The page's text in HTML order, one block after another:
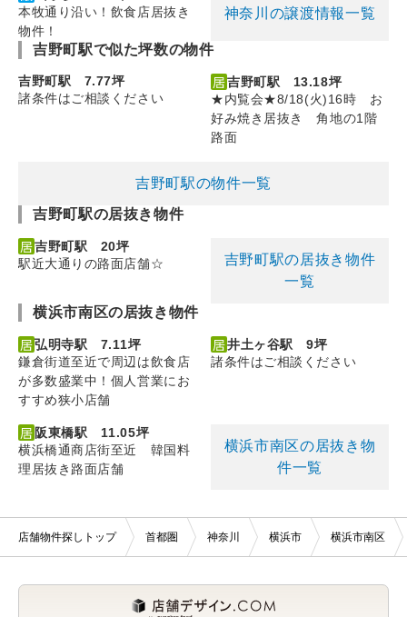
本牧通り沿い！飲食店居抜き
物件！
神奈川の譲渡情報一覧
吉野町駅で似た坪数の物件
吉野町駅 7.77坪
諸条件はご相談ください
吉野町駅 13.18坪
★内覧会★8/18(火)16時 お
好み焼き居抜き 角地の1階
路面
吉野町駅の物件一覧
吉野町駅の居抜き物件
吉野町駅 20坪
駅近大通りの路面店舗☆
吉野町駅の居抜き物件
一覧
横浜市南区の居抜き物件
弘明寺駅 7.11坪
鎌倉街道至近で周辺は飲食店
が多数盛業中！個人営業にお
すすめ狭小店舗
井土ヶ谷駅 9坪
諸条件はご相談ください
阪東橋駅 11.05坪
横浜橋通商店街至近 韓国料
理居抜き路面店舗
横浜市南区の居抜き物
件一覧
店舗物件探しトップ 首都圏 神奈川 横浜市 横浜市南区